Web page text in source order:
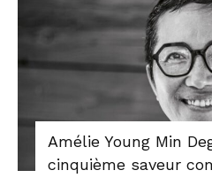
Amélie Young Min
cinquième saveur